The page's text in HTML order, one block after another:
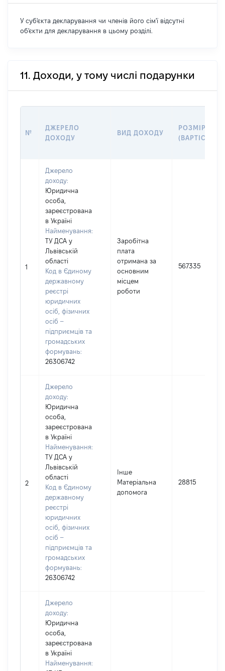
У суб'єкта декларування чи членів його сім'ї відсутні
об'єкти для декларування в цьому розділі.
11. Доходи, у тому числі подарунки
№
ДЖЕРЕЛО
ДОХОДУ
ВИД ДОХОДУ
РОЗМІР
(ВАРТІСТЬ)
1
Джерело
доходу:
Юридична
особа,
зареєстрована
в Україні
Найменування:
ТУ ДСА у
Львівській
області
Код в Єдиному
державному
реєстрі
юридичних
осіб, фізичних
осіб –
підприємців та
громадських
формувань:
26306742
Заробітна
плата
отримана за
основним
місцем
роботи
567335
2
Джерело
доходу:
Юридична
особа,
зареєстрована
в Україні
Найменування:
ТУ ДСА у
Львівській
області
Код в Єдиному
державному
реєстрі
юридичних
осіб, фізичних
осіб –
підприємців та
громадських
формувань:
26306742
Інше
Матеріальна
допомога
28815
Джерело
доходу:
Юридична
особа,
зареєстрована
в Україні
Найменування: